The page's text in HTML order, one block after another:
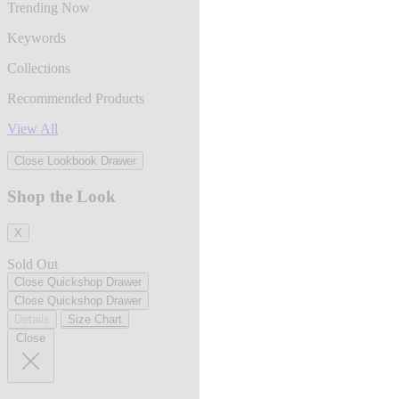
Trending Now
Keywords
Collections
Recommended Products
View All
Close Lookbook Drawer
Shop the Look
X
Sold Out
Close Quickshop Drawer
Close Quickshop Drawer
Size Chart
Close